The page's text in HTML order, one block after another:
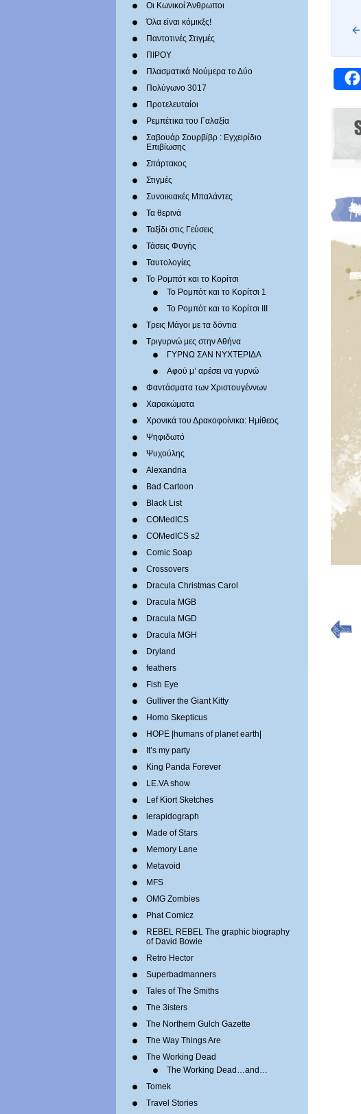
Οι Κωνικοί Άνθρωποι
Όλα είναι κόμικξς!
Παντοτινές Στιγμές
ΠΙΡΟΥ
Πλασματικά Νούμερα το Δύο
Πολύγωνο 3017
Προτελευταίοι
Ρεμπέτικα του Γαλαξία
Σαβουάρ Σουρβίβρ : Εγχειρίδιο
Επιβίωσης
Σπάρτακος
Στιγμές
Συνοικιακές Μπαλάντες
Τα θερινά
Ταξίδι στις Γεύσεις
Τάσεις Φυγής
Ταυτολογίες
Το Ρομπότ και το Κορίτσι
Το Ρομπότ και το Κορίτσι 1
Το Ρομπότ και το Κορίτσι III
Τρεις Μάγοι με τα δόντια
Τριγυρνώ μες στην Αθήνα
ΓΥΡΝΩ ΣΑΝ ΝΥΧΤΕΡΙΔΑ
Αφού μ’ αρέσει να γυρνώ
Φαντάσματα των Χριστουγέννων
Χαρακώματα
Χρονικά του Δρακοφοίνικα: Ημίθεος
Ψηφιδωτό
Ψυχούλης
Alexandria
Bad Cartoon
Black List
COMedICS
COMedICS s2
Comic Soap
Crossovers
Dracula Christmas Carol
Dracula MGB
Dracula MGD
Dracula MGH
Dryland
feathers
Fish Eye
Gulliver the Giant Kitty
Homo Skepticus
HOPE |humans of planet earth|
It’s my party
King Panda Forever
LE.VA show
Lef Kiort Sketches
lerapidograph
Made of Stars
Memory Lane
Metavoid
MFS
OMG Zombies
Phat Comicz
REBEL REBEL The graphic biography
of David Bowie
Retro Hector
Superbadmanners
Tales of The Smiths
The 3isters
The Northern Gulch Gazette
The Way Things Are
The Working Dead
The Working Dead…and…
Tomek
Travel Stories